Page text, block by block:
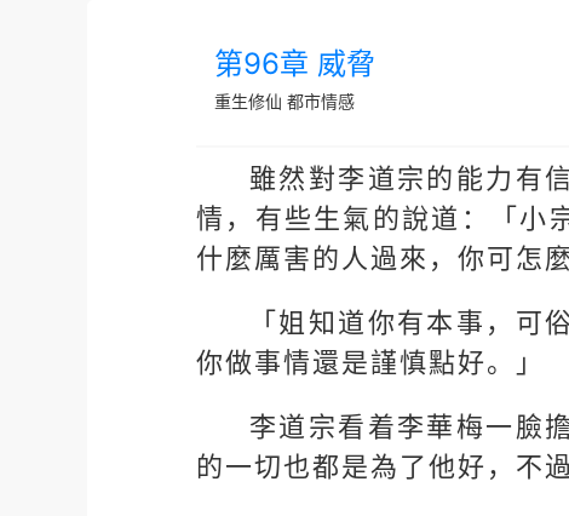
第96章 威脅
重生修仙 都市情感
雖然對李道宗的能力有
情，有些生氣的說道：「小
什麼厲害的人過來，你可怎麼
「姐知道你有本事，可
你做事情還是謹慎點好。」
李道宗看着李華梅一臉
的一切也都是為了他好，不